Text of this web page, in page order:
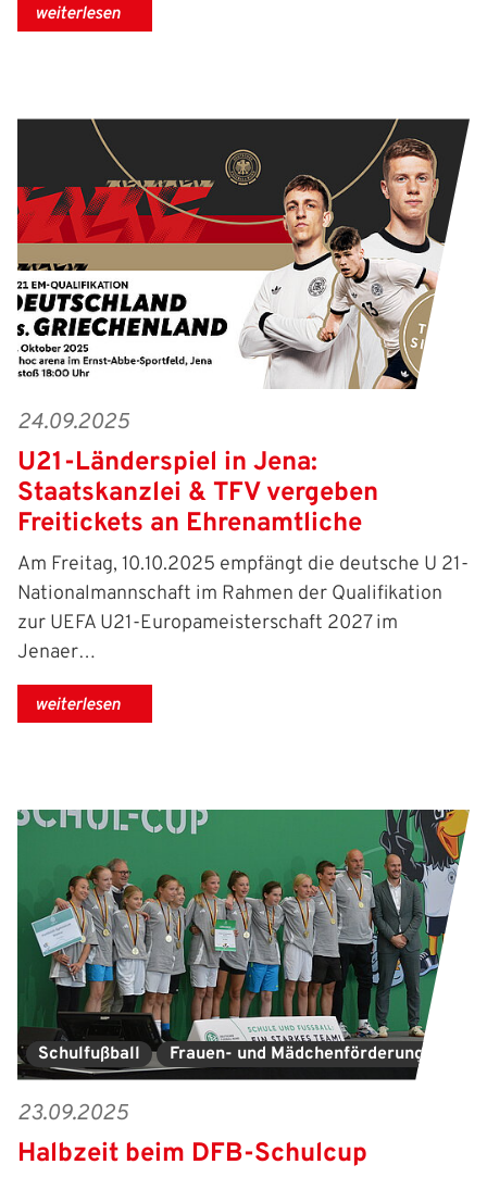
weiterlesen
24.09.2025
U21-Länderspiel in Jena:
Staatskanzlei & TFV vergeben
Freitickets an Ehrenamtliche
Am Freitag, 10.10.2025 empfängt die deutsche U 21-
Nationalmannschaft im Rahmen der Qualifikation
zur UEFA U21-Europameisterschaft 2027 im
Jenaer…
weiterlesen
Schulfußball Frauen- und Mädchenförderung
23.09.2025
Halbzeit beim DFB-Schulcup